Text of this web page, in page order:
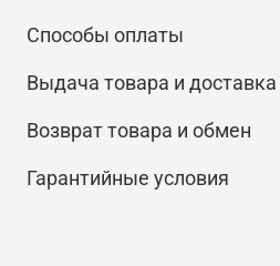
Способы оплаты
Выдача товара и доставка
Возврат товара и обмен
Гарантийные условия